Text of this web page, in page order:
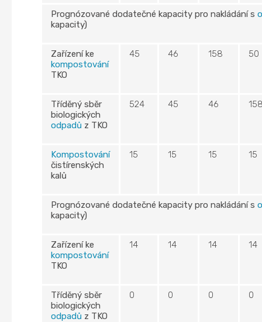
Prognózované dodatečné kapacity pro nakládání s
kapacity)
Zařízení ke
kompostování
TKO
45 46 158 50
Tříděný sběr
biologických
odpadů z TKO
524 45 46
Kompostování
čistírenských
kalů
15 15 15 15
Prognózované dodatečné kapacity pro nakládání s
kapacity)
Zařízení ke
kompostování
TKO
14 14 14 14
Tříděný sběr
biologických
odpadů z TKO
0 0 0 0